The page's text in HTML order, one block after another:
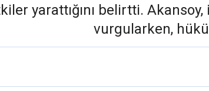
yarattığını belirtti.
vurgularken,